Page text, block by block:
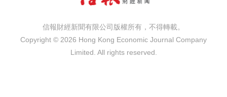
信報財經新聞有限公司版權所有，不得轉載。
Copyright © 2026 Hong Kong Economic Journal Company
Limited. All rights reserved.